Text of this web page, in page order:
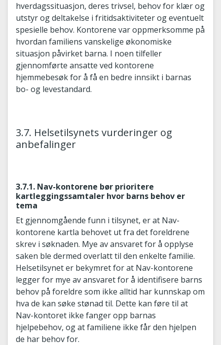
hverdagssituasjon, deres trivsel, behov for klær og
utstyr og deltakelse i fritidsaktiviteter og eventuelt
spesielle behov. Kontorene var oppmerksomme på
hvordan familiens vanskelige økonomiske
situasjon påvirket barna. I noen tilfeller
gjennomførte ansatte ved kontorene
hjemmebesøk for å få en bedre innsikt i barnas
bo- og levestandard.
3.7. Helsetilsynets vurderinger og
anbefalinger
3.7.1. Nav-kontorene bør prioritere
kartleggingssamtaler hvor barns behov er
tema
Et gjennomgående funn i tilsynet, er at Nav-
kontorene kartla behovet ut fra det foreldrene
skrev i søknaden. Mye av ansvaret for å opplyse
saken ble dermed overlatt til den enkelte familie.
Helsetilsynet er bekymret for at Nav-kontorene
legger for mye av ansvaret for å identifisere barns
behov på foreldre som ikke alltid har kunnskap om
hva de kan søke stønad til. Dette kan føre til at
Nav-kontoret ikke fanger opp barnas
hjelpebehov, og at familiene ikke får den hjelpen
de har behov for.